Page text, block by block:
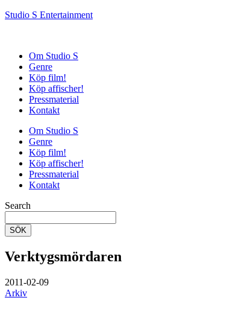
Studio S Entertainment
Om Studio S
Genre
Köp film!
Köp affischer!
Pressmaterial
Kontakt
Om Studio S
Genre
Köp film!
Köp affischer!
Pressmaterial
Kontakt
Search
SÖK
Verktygsmördaren
2011-02-09
Arkiv